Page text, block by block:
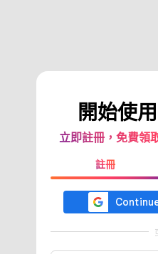
開始使
立即註冊，免費
註冊